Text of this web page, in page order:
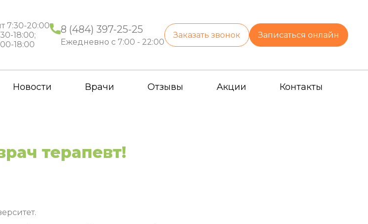
7:30-20:00
18:00;
18:00
8 (484) 397-25-25
Ежедневно с 7:00 - 22:00
Заказать звонок Записаться онлайн
Новости Врачи Отзывы Акции Контакты
терапевт!